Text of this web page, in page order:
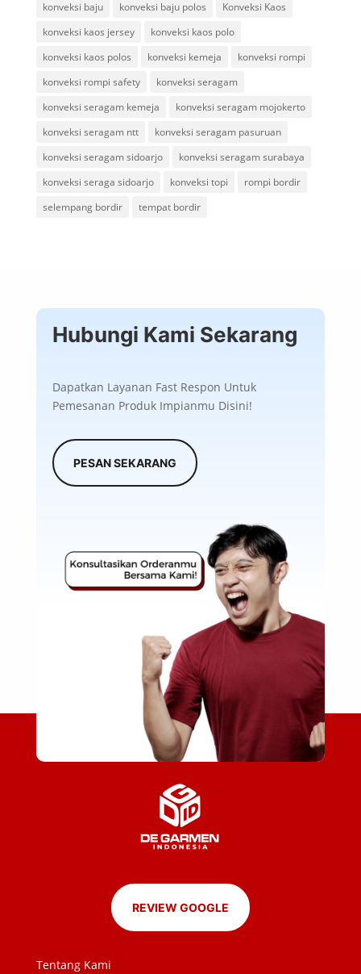
konveksi baju konveksi baju polos
Konveksi Kaos
konveksi kaos jersey
konveksi kaos polo
konveksi kaos polos
konveksi kemeja
konveksi rompi
konveksi rompi safety
konveksi seragam
konveksi seragam kemeja
konveksi seragam mojokerto
konveksi seragam ntt
konveksi seragam pasuruan
konveksi seragam sidoarjo
konveksi seragam surabaya
konveksi seraga sidoarjo
konveksi topi
rompi bordir
selempang bordir
tempat bordir
Hubungi Kami Sekarang
Dapatkan Layanan Fast Respon Untuk
Pemesanan Produk Impianmu Disini!
PESAN SEKARANG
REVIEW GOOGLE
Tentang Kami